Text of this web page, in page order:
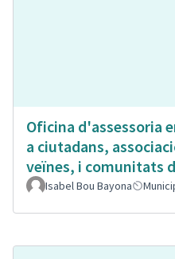
Oficina d'assessoria
a ciutadans,
veïnes, i comunitats
Isabel Bou Bayona